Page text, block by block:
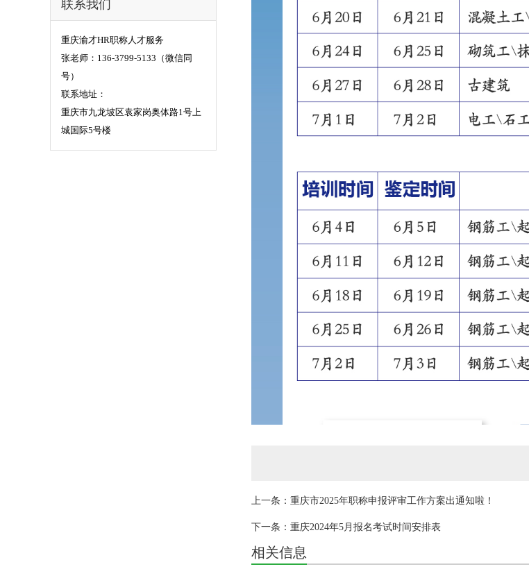
联系我们
重庆渝才HR职称人才服务
张老师：136-3799-5133（微信同
号）
联系地址：
重庆市九龙坡区袁家岗奥体路1号上
城国际5号楼
上一条：重庆市2025年职称申报评审工作方案出通知啦！
下一条：重庆2024年5月报名考试时间安排表
相关信息